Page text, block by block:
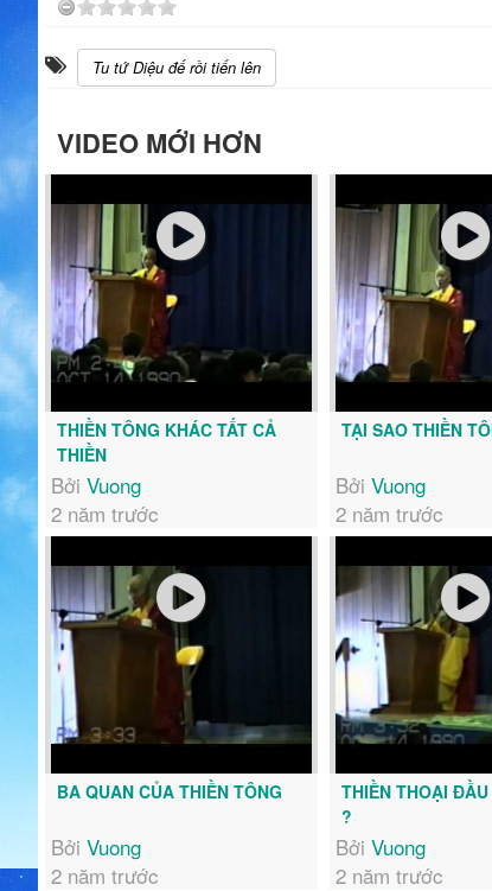
Tu tứ Diệu đế rồi tiến lên
VIDEO MỚI HƠN
THIỀN TÔNG KHÁC TẤT CẢ
THIỀN
Bởi Vuong
2 năm trước
TẠI SAO THIỀN
Bởi Vuong
2 năm trước
BA QUAN CỦA THIỀN TÔNG
Bởi Vuong
2 năm trước
THIỀN THOẠI
?
Bởi Vuong
2 năm trước